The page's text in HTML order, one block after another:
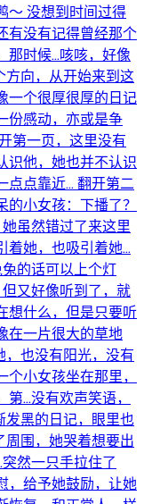
～ 没想到时间过得
有没有记得曾经那个
那时候...咳咳，好像
方向，从开始来到这
一个很厚很厚的日记
份感动，亦或是争
第一页，这里没有
识他，她也并不认识
点点靠近... 翻开第二
小女孩：下播了？
虽然错过了来这里
着她，也吸引着她...
的话可以上个灯
又好像听到了，就
想什么，但是只要听
在一片很大的草地
，也没有阳光，没有
小女孩坐在那里，
...没有欢声笑语，
发黑的日记，眼里也
周围，她哭着想要出
然一只手拉住了
，给予她鼓励，让她